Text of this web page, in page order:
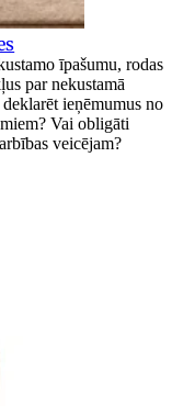
īpašumu, rodas
par nekustamā
ieņēmumus no
Vai obligāti
veicējam?